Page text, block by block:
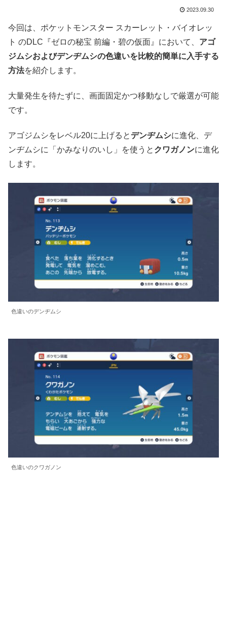
2023.09.30
今回は、ポケットモンスター スカーレット・バイオレッ
ト のDLC『ゼロの秘宝 前編・碧の仮面』において、 アゴ
ジムシおよびデンヂムシの色違いを比較的簡単に入手する
方法を紹介します。
大量発生を待たずに、画面固定かつ移動なしで厳選が可能
です。
アゴジムシをレベル20に上げると デンヂムシに進化、デ
ンヂムシに「かみなりのいし」を使うと クワガノンに進化
します。
色違いのデンヂムシ
色違いのクワガノン